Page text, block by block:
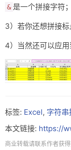
& 是一个拼接字符
3）若你还想拼接
4）当然还可以应用
标签: Excel, 字符串
本文链接: https://
商业转载请联系作者获